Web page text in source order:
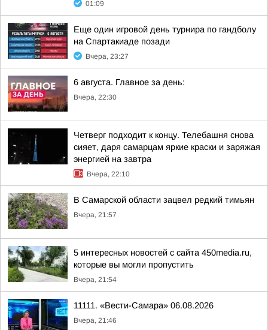
01:09
Еще один игровой день турнира по гандболу
на Спартакиаде позади
Вчера, 23:27
6 августа. Главное за день:
Вчера, 22:30
Четверг подходит к концу. Телебашня снова
сияет, даря самарцам яркие краски и заряжая
энергией на завтра
Вчера, 22:10
В Самарской области зацвел редкий тимьян
Вчера, 21:57
5 интересных новостей с сайта 450media.ru,
которые вы могли пропустить
Вчера, 21:54
11111. «Вести-Самара» 06.08.2026
Вчера, 21:46